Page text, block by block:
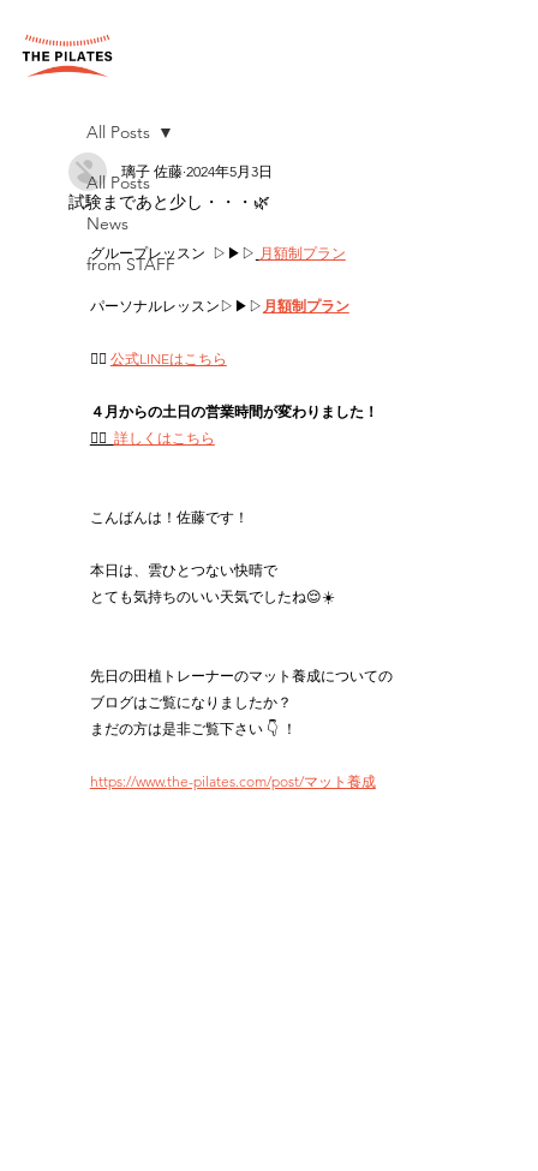
All Posts
News
from STAFF
All Posts
試験まであと少し・・・🌿‬
璃子 佐藤 2024年5月3日
グループレッスン  ▷▶▷ 月額制プラン
パーソナルレッスン▷▶▷ 月額制プラン
👉🏻 公式LINEはこちら
４月からの土日の営業時間が変わりました！
👉🏻 詳しくはこちら
こんばんは！佐藤です！
本日は、雲ひとつない快晴で
とても気持ちのいい天気でしたね😌☀️
先日の田植トレーナーのマット養成についての
ブログはご覧になりましたか？
まだの方は是非ご覧下さい 👇 ！
https://www.the-pilates.com/post/マット養成